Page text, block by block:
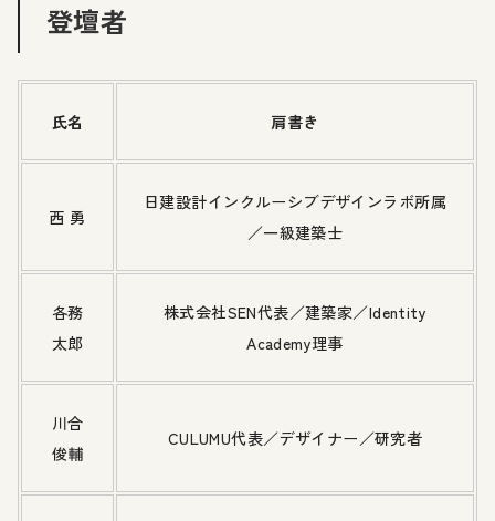
登壇者
氏名 肩書き
西 勇
日建設計インクルーシブデザインラボ所属
／一級建築士
各務
太郎
株式会社SEN代表／建築家／Identity
Academy理事
川合
俊輔
CULUMU代表／デザイナー／研究者